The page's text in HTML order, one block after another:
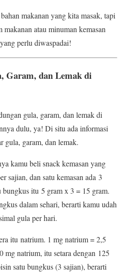
makanan yang kita masak, tapi
atau minuman kemasan
perlu diwaspadai!
Garam, dan Lemak di
gula, garam, dan lemak di
dulu, ya! Di situ ada informasi
gula, garam, dan lemak.
kamu beli snack kemasan yang
sajian, dan satu kemasan ada 3
bungkus itu 5 gram x 3 = 15 gram.
dalam sehari, berarti kamu udah
gula per hari.
itu natrium. 1 mg natrium = 2,5
mg natrium, itu setara dengan 125
satu bungkus (3 sajian), berarti